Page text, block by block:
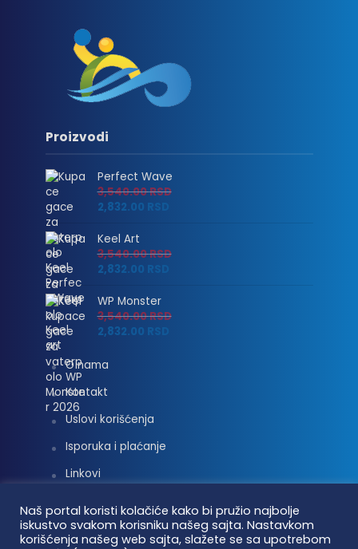
Proizvodi
Perfect Wave
3,540.00RSD
2,832.00 RSD
Keel Art
3,540.00RSD
2,832.00 RSD
WP Monster
3,540.00RSD
2,832.00 RSD
O nama
Kontakt
Uslovi korišćenja
Isporuka i plaćanje
Linkovi
Naš portal koristi kolačiće kako bi pružio najbolje
iskustvo svakom korisniku našeg sajta. Nastavkom
korišćenja našeg web sajta, slažete se sa upotrebom